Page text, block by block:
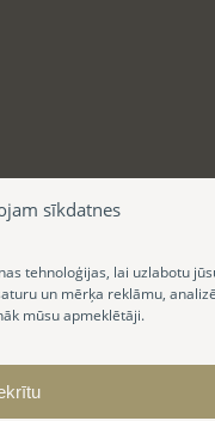
sīkdatnes
tehnoloģijas, lai uzlabotu
un mērķa reklāmu,
mūsu apmeklētāji.